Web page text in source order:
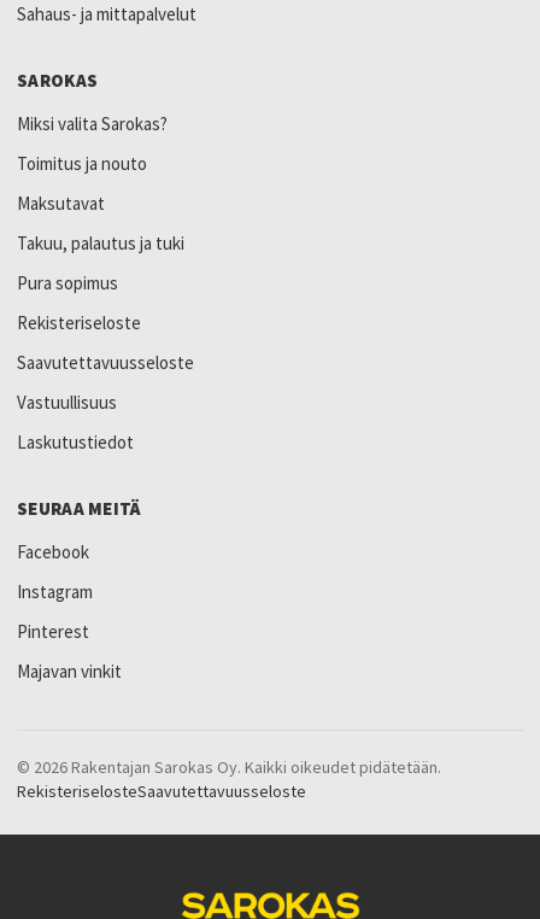
Sahaus- ja mittapalvelut
SAROKAS
Miksi valita Sarokas?
Toimitus ja nouto
Maksutavat
Takuu, palautus ja tuki
Pura sopimus
Rekisteriseloste
Saavutettavuusseloste
Vastuullisuus
Laskutustiedot
SEURAA MEITÄ
Facebook
Instagram
Pinterest
Majavan vinkit
© 2026 Rakentajan Sarokas Oy. Kaikki oikeudet pidätetään.
RekisteriselosteSaavutettavuusseloste